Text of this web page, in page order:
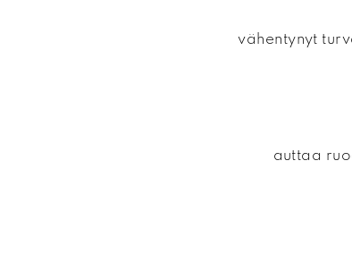
vähentynyt
auttaa